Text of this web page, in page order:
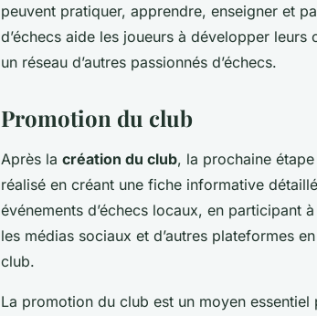
peuvent pratiquer, apprendre, enseigner et
d’échecs aide les joueurs à développer
un réseau d’autres passionnés d’échecs.
Promotion du club
Après la création du club, la prochaine
réalisé en créant une fiche informative
événements d’échecs locaux, en participant
les médias sociaux et d’autres plateformes
club.
La promotion du club est un moyen